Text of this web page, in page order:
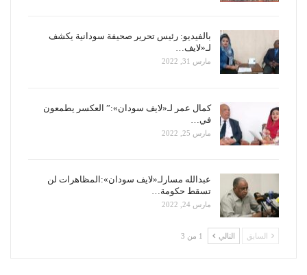
بالفيديو: رئيس تحرير صحيفة سودانية يكشف
لـ«لايف…
مارس 31, 2022
كمال عمر لـ«لايف سودان»:” العكسر يطمعون
في…
مارس 25, 2022
عبدالله مسارلـ«لايف سودان»:المظاهرات لن
تسقط حكومة…
مارس 24, 2022
السابق التالي 1 من 3